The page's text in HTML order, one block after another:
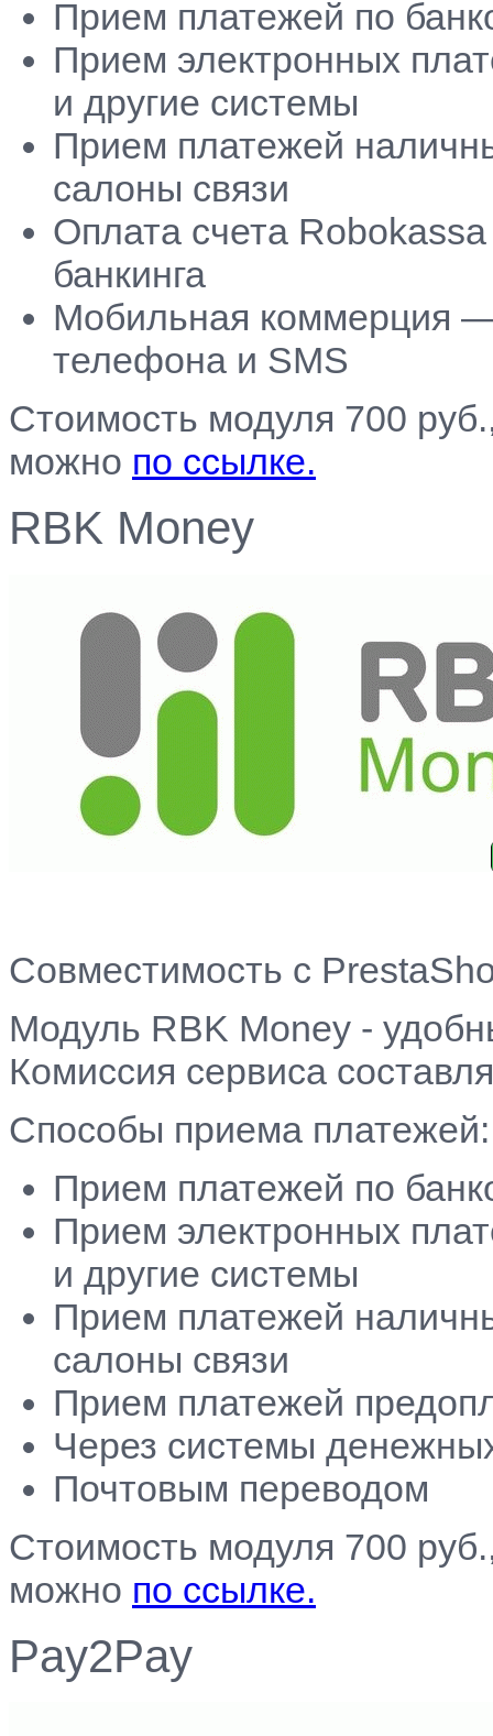
Прием платежей по
Прием электронных
и другие системы
Прием платежей
салоны связи
Оплата счета
банкинга
Мобильная коммерция
телефона и SMS
Стоимость модуля 700
можно по ссылке.
RBK Money
Совместимость с
Модуль RBK Money -
Комиссия сервиса
Способы приема платежей:
Прием платежей по
Прием электронных
и другие системы
Прием платежей
салоны связи
Прием платежей
Через системы
Почтовым переводом
Стоимость модуля 700
можно по ссылке.
Pay2Pay